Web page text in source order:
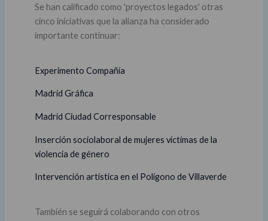
Se han calificado como 'proyectos legados' otras
cinco iniciativas que la alianza ha considerado
importante continuar:
Experimento Compañía
Madrid Gráfica
Madrid Ciudad Corresponsable
Inserción sociolaboral de mujeres víctimas de la
violencia de género
Intervención artística en el Polígono de Villaverde
También se seguirá colaborando con otros